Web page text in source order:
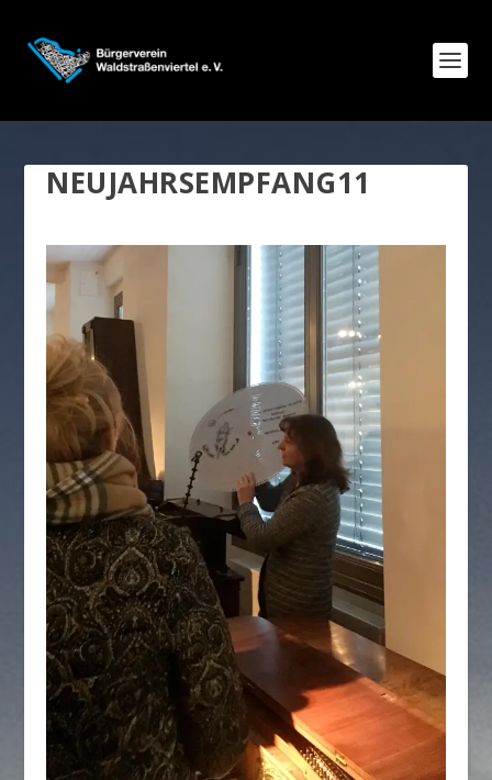
NEUJAHRSEMPFANG11